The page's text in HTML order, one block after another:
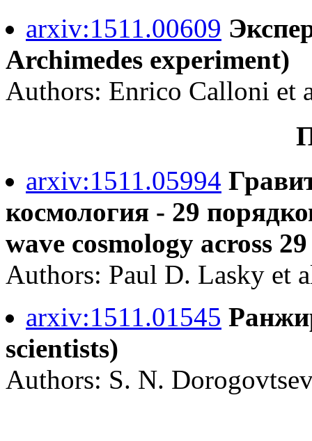
arxiv:1511.00609
Archimedes experiment)
Authors: Enrico Calloni et
arxiv:1511.05994
космология - 29
wave cosmology across
Authors: Paul D. Lasky et
arxiv:1511.01545
scientists)
Authors: S. N.